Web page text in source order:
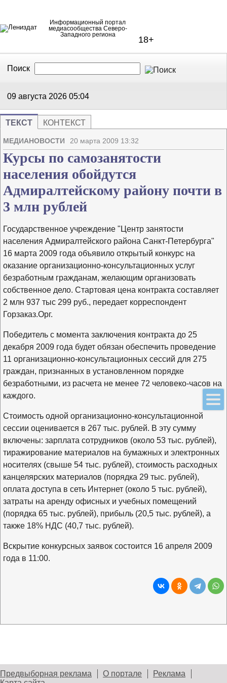
Информационный портал
медиасообщества Северо-
Западного региона
18+
Поиск
09 августа 2026 05:04
ТЕКСТ КОНТЕКСТ
МЕДИАНОВОСТИ 20 марта 2009 13:32
Курсы по самозанятости
населения обойдутся
Адмиралтейскому району почти в
3 млн рублей
Государственное учреждение "Центр занятости
населения Адмиралтейского района Санкт-Петербурга"
16 марта 2009 года объявило открытый конкурс на
оказание организационно-консультационных услуг
безработным гражданам, желающим организовать
собственное дело. Стартовая цена контракта составляет
2 млн 937 тыс 299 руб., передает корреспондент
Горзаказ.Орг.
Победитель с момента заключения контракта до 25
декабря 2009 года будет обязан обеспечить проведение
11 организационно-консультационных сессий для 275
граждан, признанных в установленном порядке
безработными, из расчета не менее 72 человеко-часов на
каждого.
Стоимость одной организационно-консультационной
сессии оценивается в 267 тыс. рублей. В эту сумму
включены: зарплата сотрудников (около 53 тыс. рублей),
тиражирование материалов на бумажных и электронных
носителях (свыше 54 тыс. рублей), стоимость расходных
канцелярских материалов (порядка 29 тыс. рублей),
оплата доступа в сеть Интернет (около 5 тыс. рублей),
затраты на аренду офисных и учебных помещений
(порядка 65 тыс. рублей), прибыль (20,5 тыс. рублей), а
также 18% НДС (40,7 тыс. рублей).
Вскрытие конкурсных заявок состоится 16 апреля 2009
года в 11:00.
Предвыборная реклама О портале
Реклама